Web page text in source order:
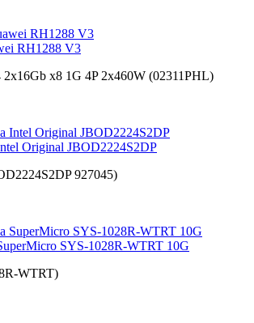
RH1288 V3
2x16Gb x8 1G 4P 2x460W (02311PHL)
Original JBOD2224S2DP
927045)
SYS-1028R-WTRT 10G
WTRT)